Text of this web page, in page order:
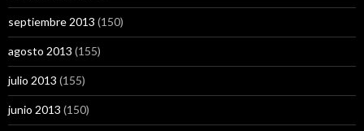
septiembre 2013 (150)
agosto 2013 (155)
julio 2013 (155)
junio 2013 (150)